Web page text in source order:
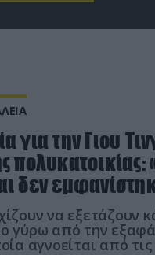
για την Γιου
πολυκατοικίας:
δεν
να εξετάζουν
γύρω από την
αγνοείται από